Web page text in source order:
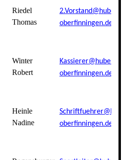
Riedel
Thomas
2.Vorstand@hubertus-
oberfinningen.de
Winter
Robert
Kassierer@hubertus-
oberfinningen.de
Heinle
Nadine
oberfinningen.de